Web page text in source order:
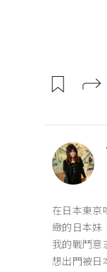
在日本東京
緻的日本妹
我的戰鬥意
想出門被日